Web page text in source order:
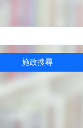
施政搜尋